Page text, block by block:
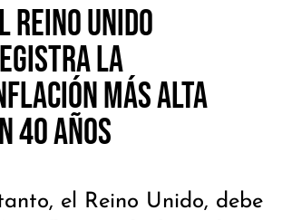
Reino Unido
la
más alta
40 años
el Reino Unido, debe